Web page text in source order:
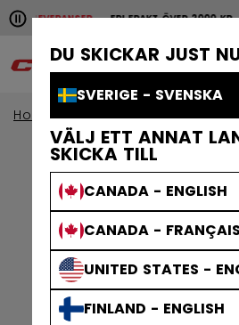
DU SKICKAR JUST
SVERIGE - SVENSKA
VÄLJ ETT ANNAT
SKICKA TILL
CANADA - ENGLISH
CANADA - FRANÇAIS
UNITED STATES -
FINLAND - ENGLISH
Pause the horizontal scroll
LEVERANSERFRI FRAKT ÖVER 2000 KR
Snabba leveranser Fri
Home Tillbehör